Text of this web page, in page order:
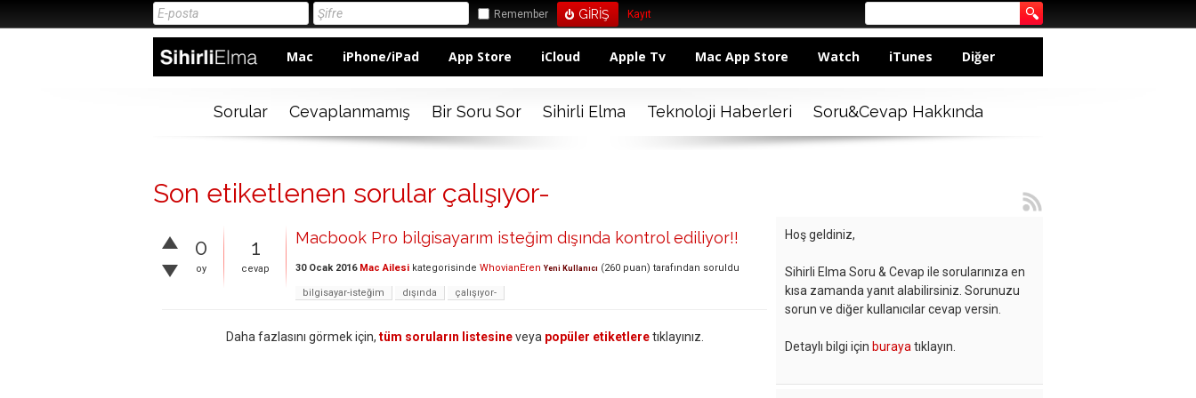
Remember Kayıt
Mac iPhone/iPad App Store iCloud Apple Tv Mac App Store Watch iTunes Diğer
Sorular Cevaplanmamış Bir Soru Sor Sihirli Elma Teknoloji Haberleri Soru&Cevap Hakkında
Son etiketlenen sorular çalışıyor-
0
oy
1
cevap
Macbook Pro bilgisayarım isteğim dışında kontrol ediliyor!!
30 Ocak 2016 Mac Ailesi kategorisinde WhovianEren Yeni Kullanıcı (260 puan) tarafından soruldu
bilgisayar-isteğim dışında çalışıyor-
Daha fazlasını görmek için, tüm soruların listesineveya popüler etiketleretıklayınız.
Hoş geldiniz,
Sihirli Elma Soru & Cevap ile sorularınıza en
kısa zamanda yanıt alabilirsiniz. Sorunuzu
sorun ve diğer kullanıcılar cevap versin.
Detaylı bilgi için buraya tıklayın.